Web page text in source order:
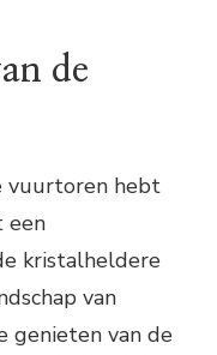
de
vuurtoren hebt
een
kristalheldere
van
genieten van de